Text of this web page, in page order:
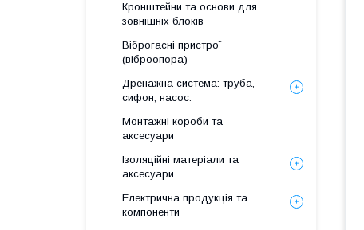
Кронштейни та основи для
зовнішніх блоків
Віброгасні пристрої
(віброопора)
Дренажна система: труба,
сифон, насос.
Монтажні короби та
аксесуари
Ізоляційні матеріали та
аксесуари
Електрична продукція та
компоненти